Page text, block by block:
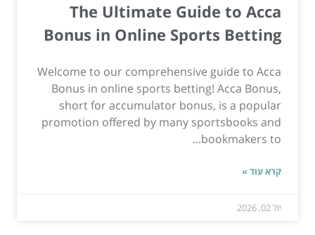
The Ultimate Guide to Acca
Bonus in Online Sports Betting
Welcome to our comprehensive guide to Acca
Bonus in online sports betting! Acca Bonus,
short for accumulator bonus, is a popular
promotion offered by many sportsbooks and
bookmakers to...
קרא עוד »
יול 02, 2026